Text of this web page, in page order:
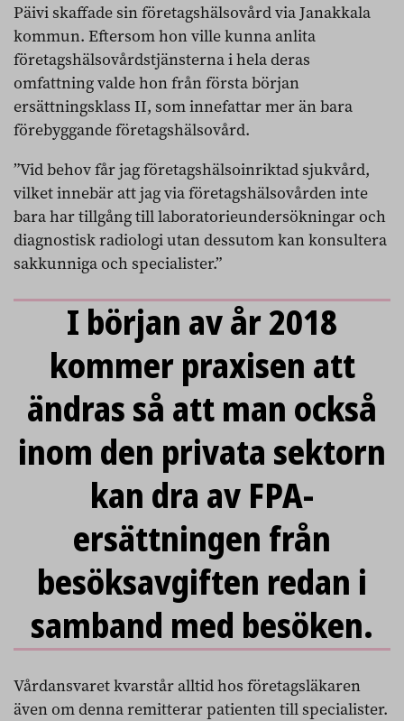
Päivi skaffade sin företagshälsovård via Janakkala
kommun. Eftersom hon ville kunna anlita
företagshälsovårdstjänsterna i hela deras
omfattning valde hon från första början
ersättningsklass II, som innefattar mer än bara
förebyggande företagshälsovård.
”Vid behov får jag företagshälsoinriktad sjukvård,
vilket innebär att jag via företagshälsovården inte
bara har tillgång till laboratorieundersökningar och
diagnostisk radiologi utan dessutom kan konsultera
sakkunniga och specialister.”
I början av år 2018
kommer praxisen att
ändras så att man också
inom den privata sektorn
kan dra av FPA-
ersättningen från
besöksavgiften redan i
samband med besöken.
Vårdansvaret kvarstår alltid hos företagsläkaren
även om denna remitterar patienten till specialister.